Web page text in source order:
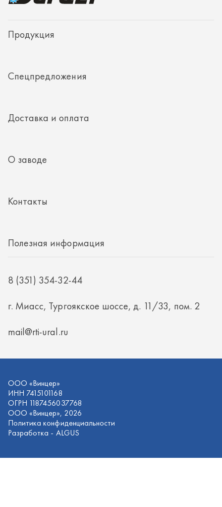
Доставка и оплата
8 (351) 354-32-44
ИНН 7415101168
ОГРН 1187456037768
Политика конфиденциальности